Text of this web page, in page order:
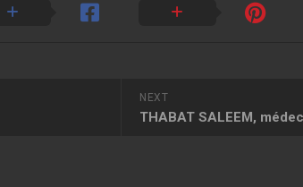
NEXT
THABAT SALEEM,